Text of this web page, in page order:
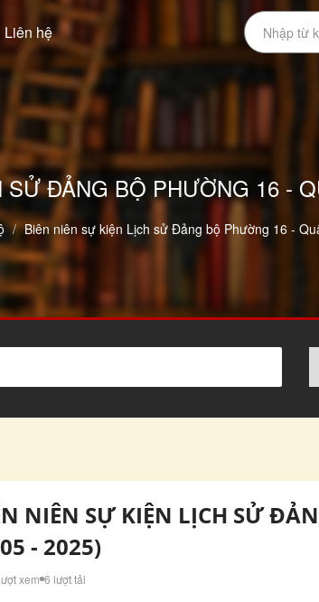
Liên hệ
ĐẢNG BỘ PHƯỜNG 16 -
Biên niên sự kiện Lịch sử Đảng bộ Phường 16 -
NIÊN SỰ KIỆN LỊCH SỬ
- 2025)
xem 6 lượt tải